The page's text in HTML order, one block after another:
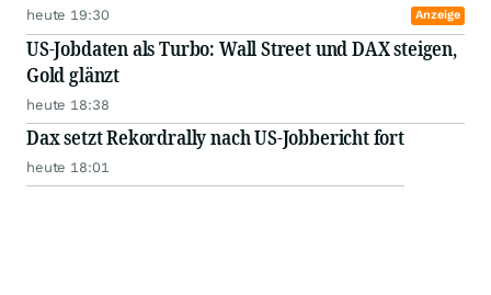
heute 19:30 Anzeige
US-Jobdaten als Turbo: Wall Street und DAX steigen,
Gold glänzt
heute 18:38
Dax setzt Rekordrally nach US-Jobbericht fort
heute 18:01